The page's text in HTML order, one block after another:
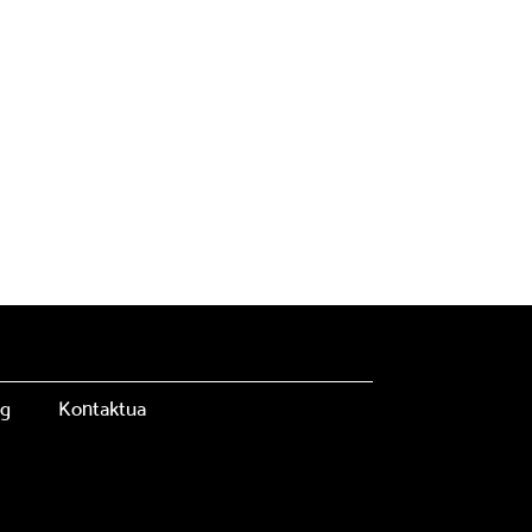
Kontaktua